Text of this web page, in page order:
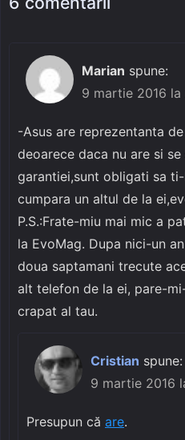
Marian spune:
9 martie 2016 la
-Asus are reprezentanta
deoarece daca nu are si
garantiei,sunt obligati sa
cumpara un altul de la
P.S.:Frate-miu mai mic a
la EvoMag. Dupa nici-un
doua saptamani trecute
alt telefon de la ei, pare-
crapat al tau.
Cristian spune:
9 martie 2016
Presupun că are.